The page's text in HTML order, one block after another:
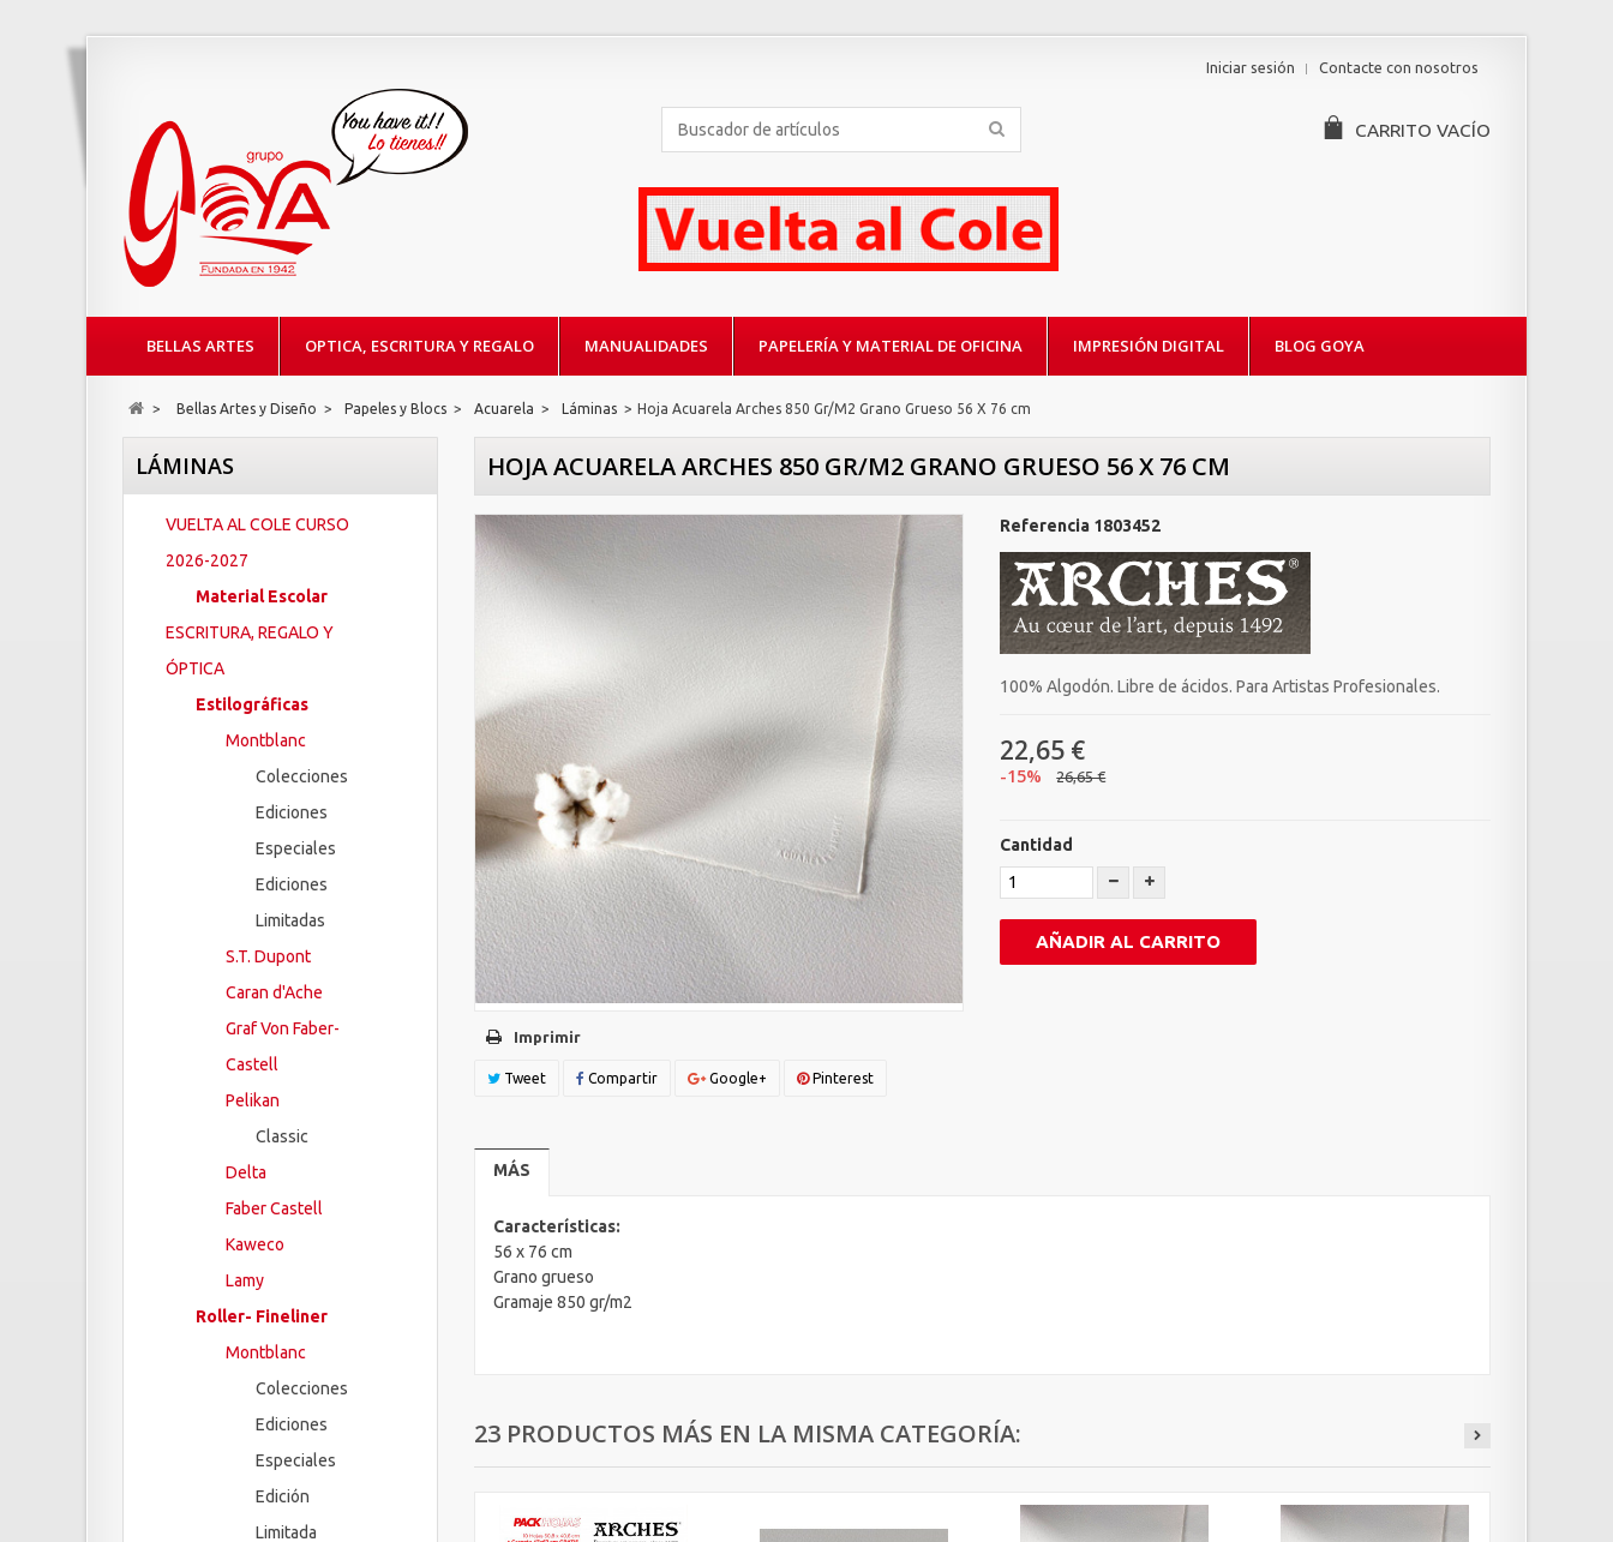
Contacte con nosotros
Iniciar sesión
CARRITO VACÍO
BELLAS ARTES OPTICA, ESCRITURA Y REGALO MANUALIDADES PAPELERÍA Y MATERIAL DE OFICINA IMPRESIÓN DIGITAL BLOG GOYA
> Bellas Artes y Diseño > Papeles y Blocs > Acuarela > Láminas > Hoja Acuarela Arches 850 Gr/M2 Grano Grueso 56 X 76 cm
LÁMINAS
VUELTA AL COLE CURSO
2026-2027
Material Escolar
ESCRITURA, REGALO Y
ÓPTICA
Estilográficas
Montblanc
Colecciones
Ediciones
Especiales
Ediciones
Limitadas
S.T. Dupont
Caran d'Ache
Graf Von Faber-
Castell
Pelikan
Classic
Delta
Faber Castell
Kaweco
Lamy
Roller- Fineliner
Montblanc
Colecciones
Ediciones
Especiales
Edición
Limitada
HOJA ACUARELA ARCHES 850 GR/M2 GRANO GRUESO 56 X 76 CM
Imprimir
Tweet Compartir Google+ Pinterest
Referencia 1803452
100% Algodón. Libre de ácidos. Para Artistas Profesionales.
22,65 €
-15% 26,65 €
Cantidad
AÑADIR AL CARRITO
MÁS
Características:
56 x 76 cm
Grano grueso
Gramaje 850 gr/m2
23 PRODUCTOS MÁS EN LA MISMA CATEGORÍA: